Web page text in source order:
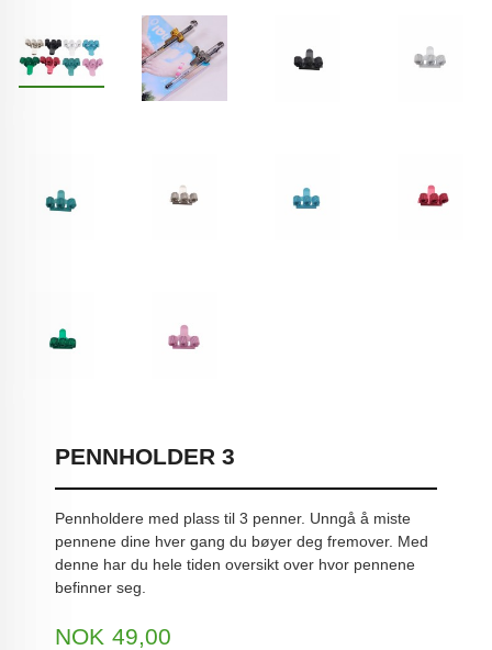
PENNHOLDER 3
Pennholdere med plass til 3 penner. Unngå å miste
pennene dine hver gang du bøyer deg fremover. Med
denne har du hele tiden oversikt over hvor pennene
befinner seg.
Pris
NOK 49,00